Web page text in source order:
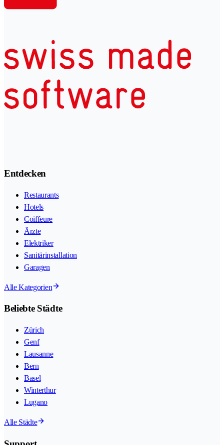
Entdecken
Restaurants
Hotels
Coiffeure
Ärzte
Elektriker
Sanitärinstallation
Garagen
Alle Kategorien
Beliebte Städte
Zürich
Genf
Lausanne
Bern
Basel
Winterthur
Lugano
Alle Städte